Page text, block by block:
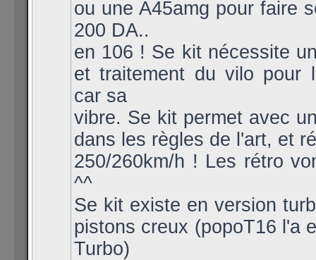
ou une A45amg pour faire
200 DA..
en 106 ! Se kit nécessite
et traitement du vilo pour
car sa
vibre. Se kit permet avec
dans les règles de l'art, et
250/260km/h ! Les rétro
^^
Se kit existe en version
pistons creux (popoT16 l'a
Turbo)